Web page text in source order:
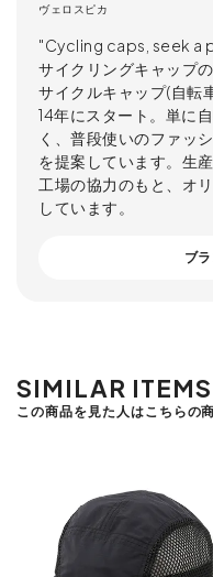
ヴェロスピカ
"Cycling caps, seek a
サイクリングキャップ
サイクルキャップ(自転
14年にスタート。単に
く、普段使いのファッ
を提案しています。生
工場の協力のもと、オ
しています。
ブ
SIMILAR ITEMS
この商品を見た人はこちらの